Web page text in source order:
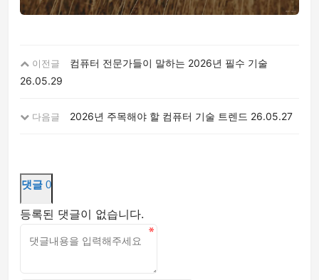
이전글
컴퓨터 전문가들이 말하는 2026년 필수 기술
26.05.29
다음글 2026년 주목해야 할 컴퓨터 기술 트렌드 26.05.27
댓글 0
등록된 댓글이 없습니다.